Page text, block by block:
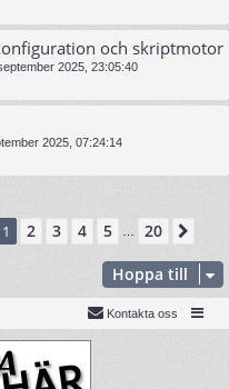
och skriptmotor
2025, 23:05:40
2025, 07:24:14
1av20
1 2 3 4 5 20
Hoppa till
Kontakta oss